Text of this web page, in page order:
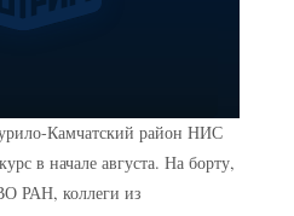
Камчатский район НИС
в начале августа. На борту,
РАН, коллеги из